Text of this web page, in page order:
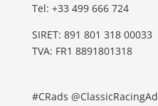
Tel: ‭+33 499 666 724‬
SIRET: 891 801 318 00033
TVA: FR1 8891801318
#CRads @ClassicRacingAd